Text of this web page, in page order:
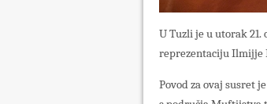
U Tuzli je u utorak
reprezentaciju Ilmijje
Povod za ovaj susret